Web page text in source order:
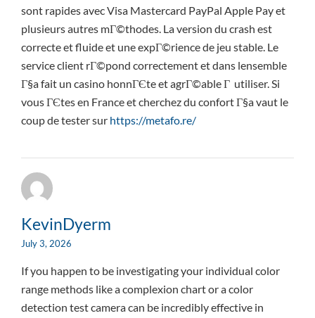
sont rapides avec Visa Mastercard PayPal Apple Pay et
plusieurs autres mГ©thodes. La version du crash est
correcte et fluide et une expГ©rience de jeu stable. Le
service client rГ©pond correctement et dans lensemble
Г§a fait un casino honnГЄte et agrГ©able Г utiliser. Si
vous ГЄtes en France et cherchez du confort Г§a vaut le
coup de tester sur https://metafo.re/
KevinDyerm
July 3, 2026
If you happen to be investigating your individual color
range methods like a complexion chart or a color
detection test camera can be incredibly effective in